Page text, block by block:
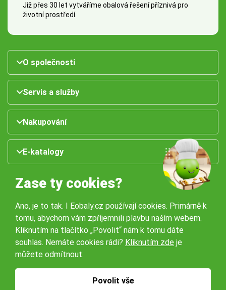
Již přes 30 let vytváříme obalová řešení příznivá pro
životní prostředí.
O společnosti
Servis a služby
Nakupování
E-katalogy
Naše pobočky:
Obchodní podmínky
Zase ty cookies?
Ano, je to tak. I Eobaly.cz používají cookies. Primárně k
tomu, abychom vám zpříjemnili plavbu naším webem.
Kliknutím na tlačítko „Povolit“ nám k tomu dáte
souhlas. Nemáte cookies rádi? Kliknutím zde je
můžete odmítnout.
Povolit vše